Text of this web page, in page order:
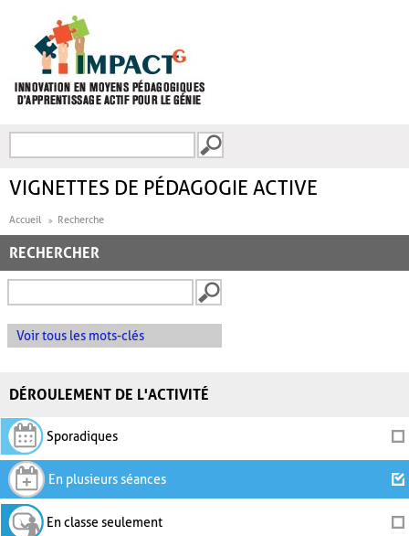
FORMULAIRE DE
VIGNETTES DE PÉDAGOGIE ACTIVE
Accueil Recherche
RECHERCHER
Voir tous les mots-clés
DÉROULEMENT DE L'ACTIVITÉ
Sporadiques
En plusieurs séances
En classe seulement